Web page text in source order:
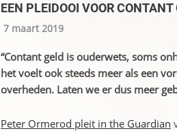
EEN PLEIDOOI VOOR CONTANT
7 maart 2019
“Contant geld is ouderwets, soms
het voelt ook steeds meer als een
overheden. Laten we er dus meer
Peter Ormerod pleit in the Guardian